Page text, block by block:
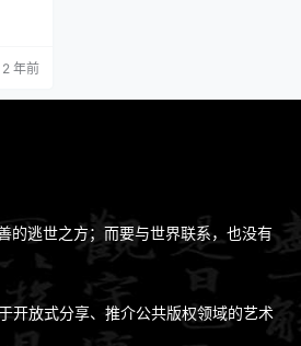
并
集局
2 年前
的逃世之方；而要与世界联系，也没有
开放式分享、推介公共版权领域的艺术